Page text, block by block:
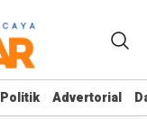
Politik Advertorial
Politik Advertorial